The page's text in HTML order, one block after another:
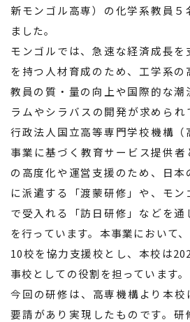
新モンゴル高専）の化学系教員
ました。
モンゴルでは、急速な経済成長
を持つ人材育成のため、工学系の
教員の質・量の向上や国際的な潮
ラムやシラバスの開発が求めら
行政法人国立高等専門学校機構（
事業に基づく教育サービス提供
の高度化や運営支援のため、日
に派遣する「渡蒙研修」や、モ
で受入れる「訪日研修」などを
を行っています。本事業において
10校を協力支援校とし、本校は
事校としての役割を担っています。
今回の研修は、高専機構より本校
要請があり実現したものです。研